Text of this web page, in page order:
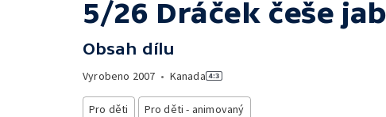
5/26 Dráček češe
Obsah dílu
Vyrobeno 2007 • Kanada
Pro děti Pro děti - animovaný